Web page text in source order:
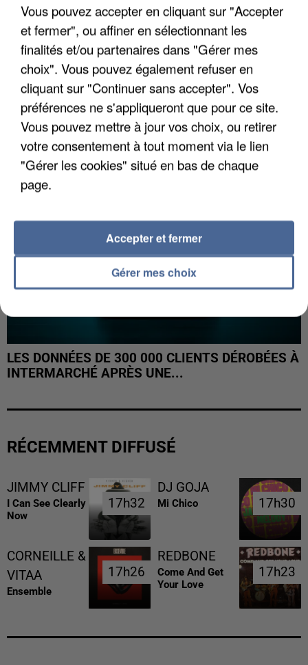
UNE TOURISTE DE L’OISE EMPORTÉE PAR UNE
COULÉE DE BOUE EN HAUTE-SAVOIE
LES DONNÉES DE 300 000 CLIENTS DÉROBÉES À
INTERMARCHÉ APRÈS UNE...
RÉCEMMENT DIFFUSÉ
JIMMY CLIFF
I Can See Clearly
Now
17h32
17h32
DJ GOJA
Mi Chico 17h30
17h30
CORNEILLE &
VITAA
Ensemble
17h26
17h26
REDBONE
Come And Get
Your Love
17h23
17h23
Vous pouvez accepter en cliquant sur "Accepter
et fermer", ou affiner en sélectionnant les
finalités et/ou partenaires dans "Gérer mes
choix". Vous pouvez également refuser en
cliquant sur "Continuer sans accepter". Vos
préférences ne s'appliqueront que pour ce site.
Vous pouvez mettre à jour vos choix, ou retirer
votre consentement à tout moment via le lien
"Gérer les cookies" situé en bas de chaque
page.
Gérer mes choix
Accepter et fermer